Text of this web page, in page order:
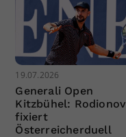
19.07.2026
Generali Open
Kitzbühel: Rodionov
fixiert
Österreicherduell